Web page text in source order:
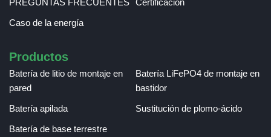
PREGUNTAS FRECUENTES Certificación
Caso de la energía
Productos
Batería de litio de montaje en
pared
Batería LiFePO4 de montaje en
bastidor
Batería apilada
Sustitución de plomo-ácido
Batería de base terrestre